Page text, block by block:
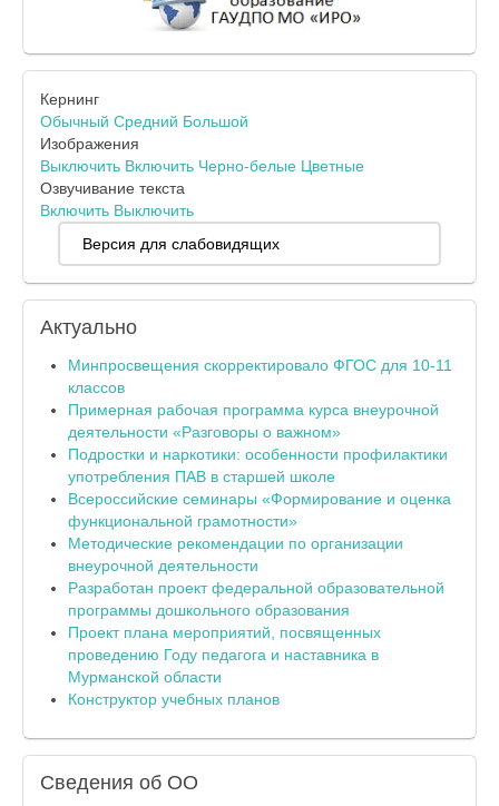
Кернинг
Обычный Средний Большой
Изображения
Выключить Включить Черно-белые Цветные
Озвучивание текста
Включить Выключить
Версия для слабовидящих
Актуально
Минпросвещения скорректировало ФГОС для 10-11
классов
Примерная рабочая программа курса внеурочной
деятельности «Разговоры о важном»
Подростки и наркотики: особенности профилактики
употребления ПАВ в старшей школе
Всероссийские семинары «Формирование и оценка
функциональной грамотности»
Методические рекомендации по организации
внеурочной деятельности
Разработан проект федеральной образовательной
программы дошкольного образования
Проект плана мероприятий, посвященных
проведению Году педагога и наставника в
Мурманской области
Конструктор учебных планов
Сведения об ОО